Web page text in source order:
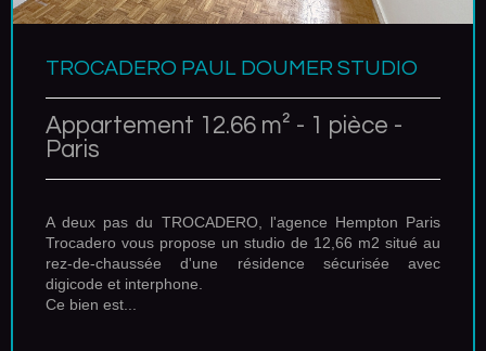
TROCADERO PAUL DOUMER STUDIO
Appartement 12.66 m² - 1 pièce -
Paris
A deux pas du TROCADERO, l'agence Hempton Paris
Trocadero vous propose un studio de 12,66 m2 situé au
rez-de-chaussée d'une résidence sécurisée avec
digicode et interphone.
Ce bien est...